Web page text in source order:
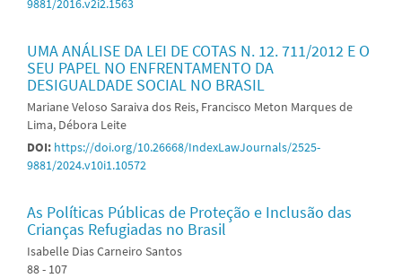
UMA ANÁLISE DA LEI DE COTAS N. 12. 711/2012 E O
SEU PAPEL NO ENFRENTAMENTO DA
DESIGUALDADE SOCIAL NO BRASIL
Mariane Veloso Saraiva dos Reis, Francisco Meton Marques de
Lima, Débora Leite
DOI: https://doi.org/10.26668/IndexLawJournals/2525-
9881/2024.v10i1.10572
As Políticas Públicas de Proteção e Inclusão das
Crianças Refugiadas no Brasil
Isabelle Dias Carneiro Santos
88 - 107